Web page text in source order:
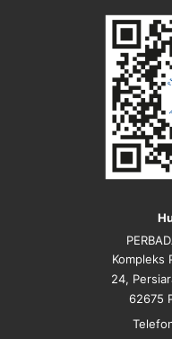
Kompleks
24,
62675